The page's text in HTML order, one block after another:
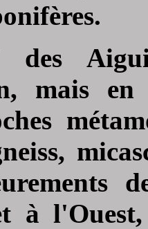
des
mais
à